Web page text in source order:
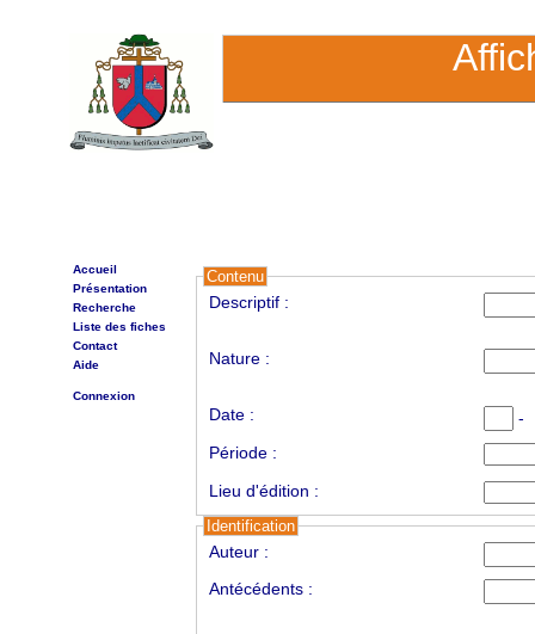
Accueil
Présentation
Recherche
Liste des fiches
Contact
Aide
Connexion
Contenu
Descriptif :
Nature :
Date :
-
Période :
Lieu d'édition :
Identification
Auteur :
Antécédents :